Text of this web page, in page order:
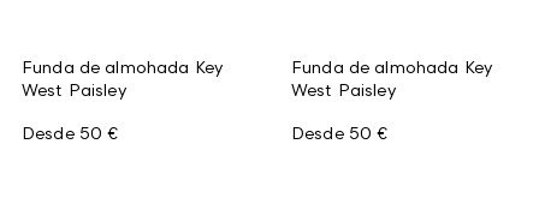
Funda de almohada Key
West Paisley
Desde 50 €
Funda de almohada Key
West Paisley
Desde 50 €